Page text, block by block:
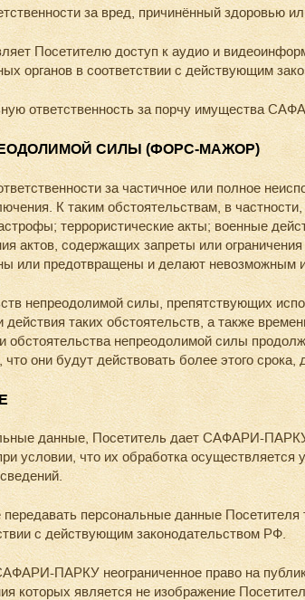
за вред, причинённый здоровью
Посетителю доступ к аудио и
органов в соответствии с действующим
ответственность за порчу имущества
СИЛЫ (ФОРС-МАЖОР)
за частичное или полное
К таким обстоятельствам, в
террористические акты; военные
актов, содержащих запреты или
или предотвращены и делают невозможным
непреодолимой силы, препятствующих
таких обстоятельств, а также
непреодолимой силы
они будут действовать более этого срока,
данные, Посетитель дает САФАРИ-
условии, что их обработка
персональные данные Посетителя
с действующим законодательством РФ.
ПАРКУ неограниченное право на
которых является не изображение